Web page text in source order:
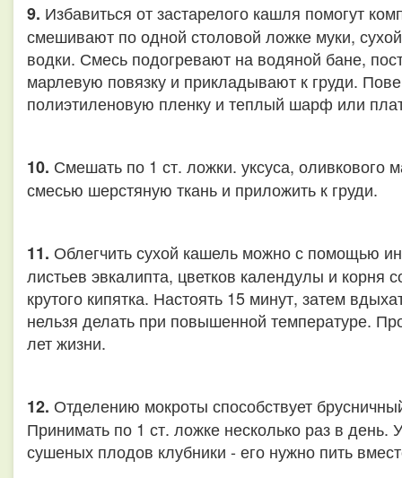
9. Избавиться от застарелого кашля помогут
смешивают по одной столовой ложке муки,
водки. Смесь подогревают на водяной бане,
марлевую повязку и прикладывают к груди.
полиэтиленовую пленку и теплый шарф или
10. Смешать по 1 ст. ложки. уксуса, оливкового
смесью шерстяную ткань и приложить к груди.
11. Облегчить сухой кашель можно с помощью
листьев эвкалипта, цветков календулы и корня
крутого кипятка. Настоять 15 минут, затем
нельзя делать при повышенной температуре.
лет жизни.
12. Отделению мокроты способствует
Принимать по 1 ст. ложке несколько раз в день.
сушеных плодов клубники - его нужно пить